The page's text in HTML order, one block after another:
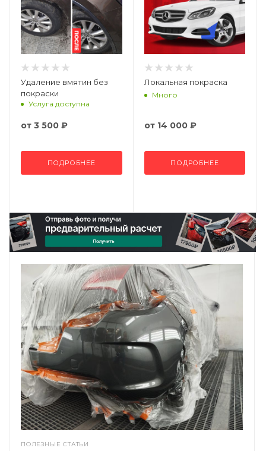
Удаление вмятин без
покраски
Услуга доступна
от 3 500 ₽
ПОДРОБНЕЕ
Локальная покраска
Много
от 14 000 ₽
ПОДРОБНЕЕ
ПОЛЕЗНЫЕ СТАТЬИ